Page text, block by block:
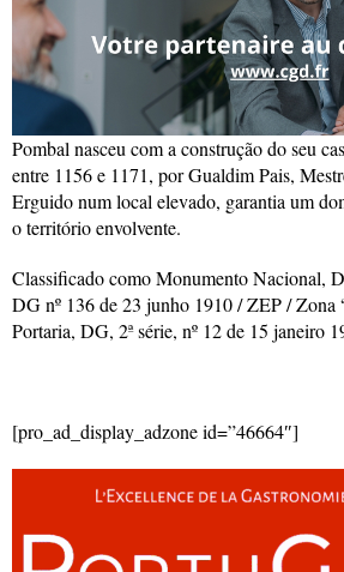
Pombal nasceu com a construção do seu
entre 1156 e 1171, por Gualdim Pais,
Erguido num local elevado, garantia um
o território envolvente.
Classificado como Monumento Nacional,
DG nº 136 de 23 junho 1910 / ZEP / Zona
Portaria, DG, 2ª série, nº 12 de 15 janeiro
[pro_ad_display_adzone id=”46664″]